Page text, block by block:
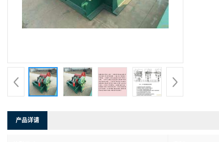
产品详请